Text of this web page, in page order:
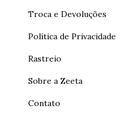
Troca e Devoluções
Política de Privacidade
Rastreio
Sobre a Zeeta
Contato